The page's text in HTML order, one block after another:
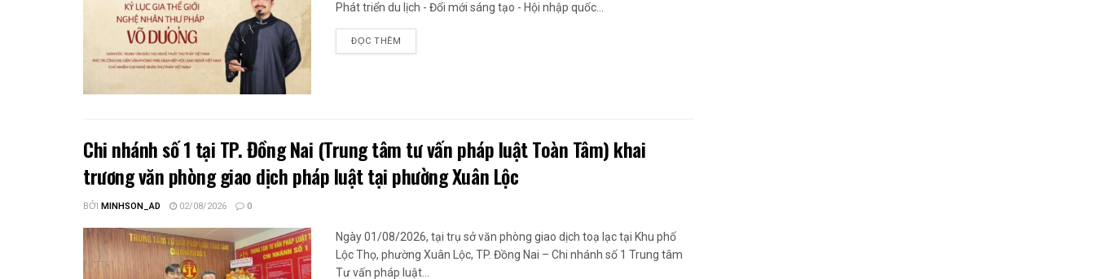
Phát triển du lịch - Đổi mới sáng tạo - Hội nhập quốc...
ĐỌC THÊM
Chi nhánh số 1 tại TP. Đồng Nai (Trung tâm tư vấn pháp luật Toàn Tâm) khai
trương văn phòng giao dịch pháp luật tại phường Xuân Lộc
BỞI MINHSON_AD 02/08/2026 0
Ngày 01/08/2026, tại trụ sở văn phòng giao dịch toạ lạc tại Khu phố
Lộc Thọ, phường Xuân Lộc, TP. Đồng Nai – Chi nhánh số 1 Trung tâm
Tư vấn pháp luật...